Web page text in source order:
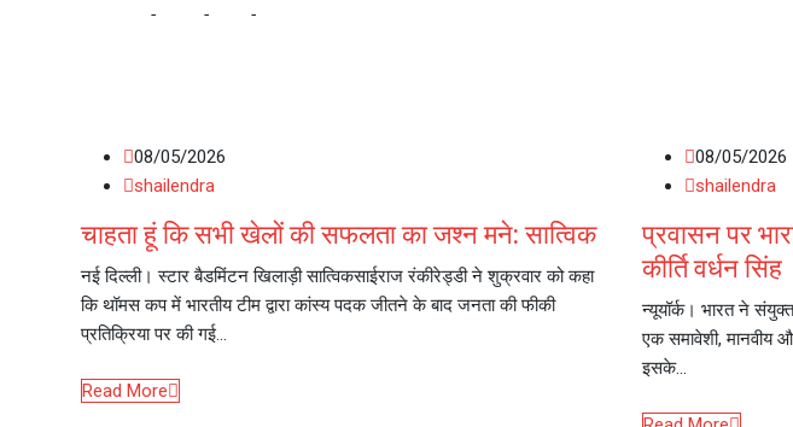
- - -
08/05/2026
shailendra
चाहता हूं कि सभी खेलों की सफलता का जश्न मने: सात्विक
नई दिल्ली। स्टार बैडमिंटन खिलाड़ी सात्विकसाईराज रंकीरेड्डी ने शुक्रवार को कहा
कि थॉमस कप में भारतीय टीम द्वारा कांस्य पदक जीतने के बाद जनता की फीकी
प्रतिक्रिया पर की गई…
Read More
08/05/2026
shailendra
प्रवासन पर
कीर्ति वर्धन सिंह
न्यूयॉर्क। भारत ने
एक समावेशी, मानवीय
इसके…